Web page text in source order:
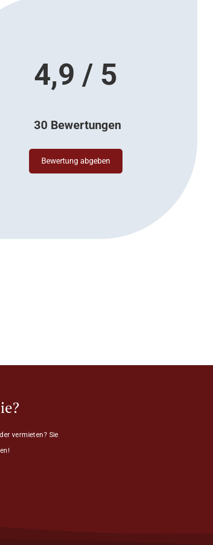
4,9 / 5
30 Bewertungen
Bewertung abgeben
vermieten? Sie